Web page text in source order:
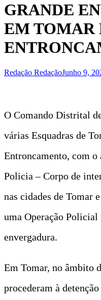
GRANDE
EM TOMAR
Redação RedaçãoJunho 9,
O Comando Distrital
várias Esquadras de
Entroncamento, com o
Policia – Corpo de
nas cidades de Tomar
uma Operação
envergadura.
Em Tomar, no âmbito
procederam à